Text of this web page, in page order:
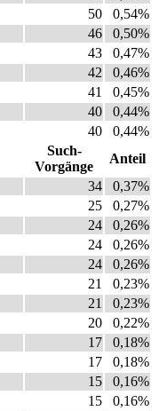
50
0,54%
46
0,50%
43
0,47%
42
0,46%
41
0,45%
40
0,44%
40
0,44%
Such-
Vorgänge
Anteil
34
0,37%
25
0,27%
24
0,26%
24
0,26%
24
0,26%
21
0,23%
21
0,23%
20
0,22%
17
0,18%
17
0,18%
15
0,16%
15
0,16%